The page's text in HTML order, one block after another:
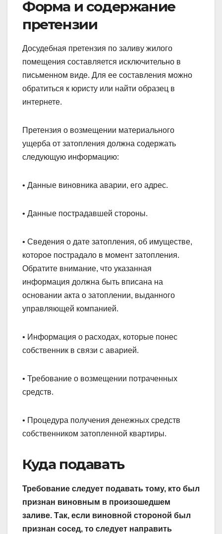
Форма и содержание
претензии
Досудебная претензия по заливу жилого
помещения составляется исключительно в
письменном виде. Для ее составления можно
обратиться к юристу или найти образец в
интернете.
Претензия о возмещении материального
ущерба от затопления должна содержать
следующую информацию:
• Данные виновника аварии, его адрес.
• Данные пострадавшей стороны.
• Сведения о дате затопления, об имуществе,
которое пострадало в момент затопления.
Обратите внимание, что указанная
информация должна быть вписана на
основании акта о затоплении, выданного
управляющей компанией.
• Информация о расходах, которые понес
собственник в связи с аварией.
• Требование о возмещении потраченных
средств.
• Процедура получения денежных средств
собственником затопленной квартиры.
Куда подавать
Требование следует подавать тому, кто был
признан виновным в произошедшем
заливе. Так, если виновной стороной был
признан сосед, то следует направить